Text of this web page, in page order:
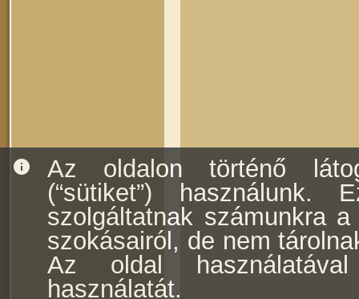
info
Az oldalon történő
(“sütiket”) használunk.
szolgáltatnak számunkra
szokásairól, de nem
Az oldal
használatát.